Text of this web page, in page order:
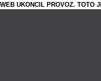
WEB UKONCIL PROVOZ. TOTO